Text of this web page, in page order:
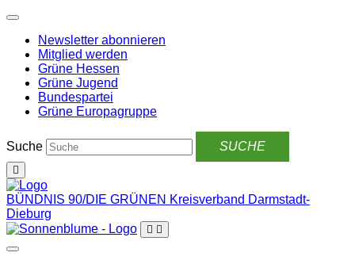
Weiter
Inhalt
Newsletter abonnieren
Mitglied werden
Grüne Hessen
Grüne Jugend
Bundespartei
Grüne Europagruppe
Suche
BÜNDNIS 90/DIE GRÜNEN Kreisverband Darmstadt-
Dieburg